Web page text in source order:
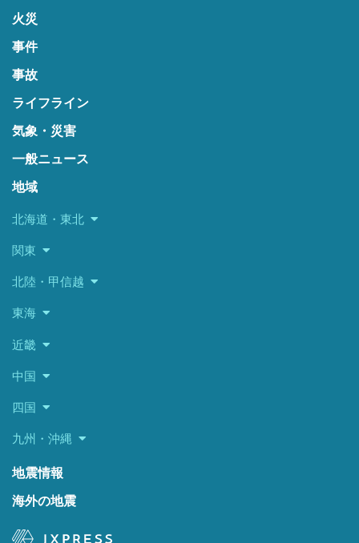
火災
事件
事故
ライフライン
気象・災害
一般ニュース
地域
北海道・東北
関東
北陸・甲信越
東海
近畿
中国
四国
九州・沖縄
地震情報
海外の地震